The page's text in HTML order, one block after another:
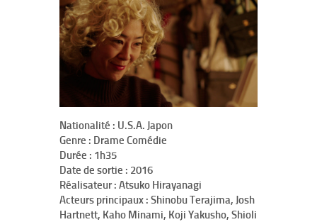
Nationalité : U.S.A. Japon
Genre : Drame Comédie
Durée : 1h35
Date de sortie : 2016
Réalisateur : Atsuko Hirayanagi
Acteurs principaux : Shinobu Terajima, Josh
Hartnett, Kaho Minami, Koji Yakusho, Shioli